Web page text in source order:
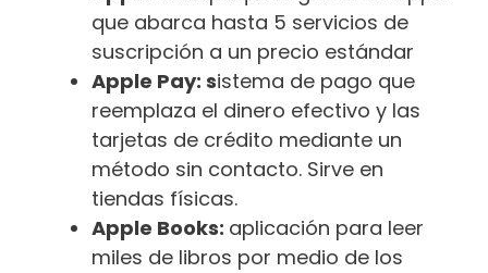
que abarca hasta 5 servicios de
suscripción a un precio estándar
Apple Pay: sistema de pago que
reemplaza el dinero efectivo y las
tarjetas de crédito mediante un
método sin contacto. Sirve en
tiendas físicas.
Apple Books: aplicación para leer
miles de libros por medio de los